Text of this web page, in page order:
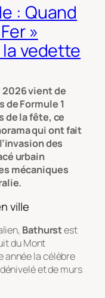
: Quand
»
vedette
2026 vient de
de Formule 1
de la fête, ce
qui ont fait
des
urbain
mécaniques
ville
Bathurstest
du Mont
année la célèbre
et de murs